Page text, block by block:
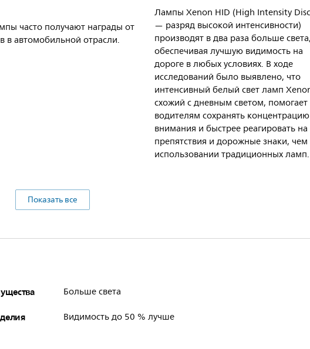
часто получают награды от
в автомобильной отрасли.
Лампы Xenon HID (High Intensity
— разряд высокой интенсивности)
производят в два раза больше света,
обеспечивая лучшую видимость на
дороге в любых условиях. В ходе
исследований было выявлено, что
интенсивный белый свет ламп
схожий с дневным светом, помогает
водителям сохранять концентрацию
внимания и быстрее реагировать на
препятствия и дорожные знаки,
использовании традиционных ламп.
Показать все
Больше света
Видимость до 50 % лучше